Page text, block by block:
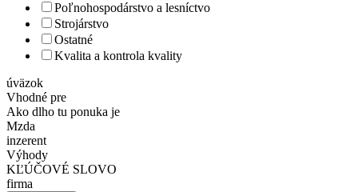
Poľnohospodárstvo a lesníctvo
Strojárstvo
Ostatné
Kvalita a kontrola kvality
úväzok
Vhodné pre
Ako dlho tu ponuka je
Mzda
inzerent
Výhody
KĽÚČOVÉ SLOVO
firma